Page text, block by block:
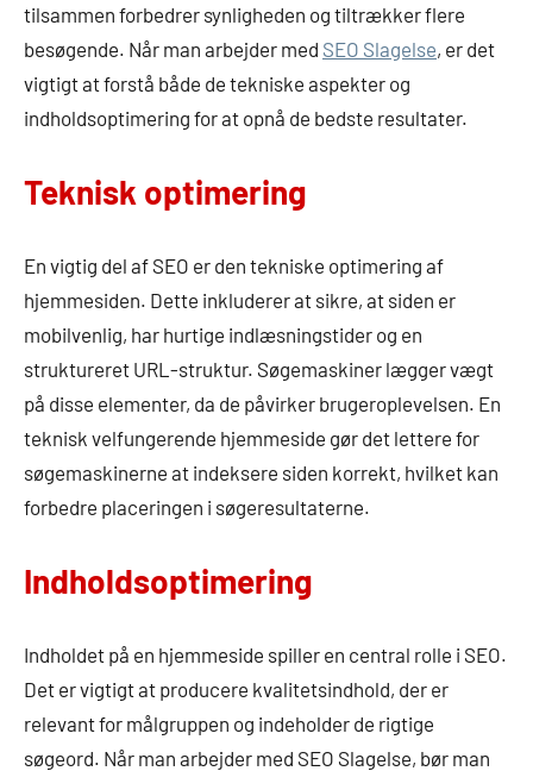
tilsammen forbedrer synligheden og tiltrækker flere
besøgende. Når man arbejder med SEO Slagelse, er det
vigtigt at forstå både de tekniske aspekter og
indholdsoptimering for at opnå de bedste resultater.
Teknisk optimering
En vigtig del af SEO er den tekniske optimering af
hjemmesiden. Dette inkluderer at sikre, at siden er
mobilvenlig, har hurtige indlæsningstider og en
struktureret URL-struktur. Søgemaskiner lægger vægt
på disse elementer, da de påvirker brugeroplevelsen. En
teknisk velfungerende hjemmeside gør det lettere for
søgemaskinerne at indeksere siden korrekt, hvilket kan
forbedre placeringen i søgeresultaterne.
Indholdsoptimering
Indholdet på en hjemmeside spiller en central rolle i SEO.
Det er vigtigt at producere kvalitetsindhold, der er
relevant for målgruppen og indeholder de rigtige
søgeord. Når man arbejder med SEO Slagelse, bør man